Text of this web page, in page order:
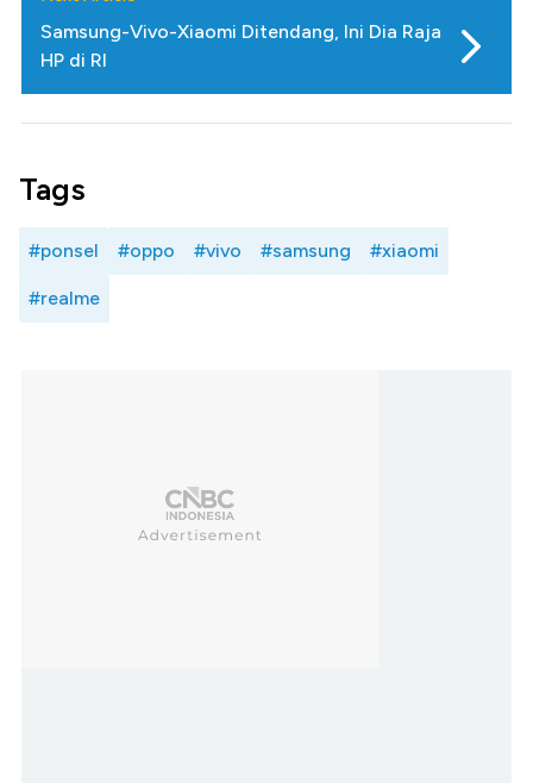
Samsung-Vivo-Xiaomi Ditendang, Ini Dia Raja
HP di RI
Tags
#ponsel #oppo #vivo #samsung #xiaomi
#realme